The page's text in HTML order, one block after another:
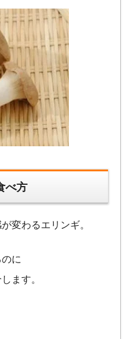
べ方
変わるエリンギ。
に
ます。